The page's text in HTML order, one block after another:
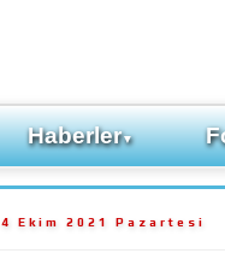
Haberler▼
4 Ekim 2021 Pazartesi